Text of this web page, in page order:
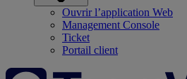
Ouvrir l’application Web
Management Console
Ticket
Portail client